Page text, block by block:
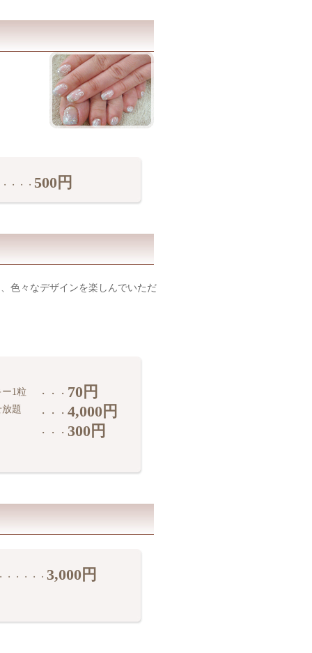
・・ 500円
色々なデザインを楽しんでいただ
1粒
題
・・・ 70円
・・・ 4,000円
・・・ 300円
・・・ 3,000円